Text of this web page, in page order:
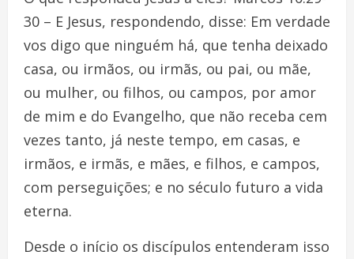
30 – E Jesus, respondendo, disse: Em verdade
vos digo que ninguém há, que tenha deixado
casa, ou irmãos, ou irmãs, ou pai, ou mãe,
ou mulher, ou filhos, ou campos, por amor
de mim e do Evangelho, que não receba cem
vezes tanto, já neste tempo, em casas, e
irmãos, e irmãs, e mães, e filhos, e campos,
com perseguições; e no século futuro a vida
eterna.
Desde o início os discípulos entenderam isso